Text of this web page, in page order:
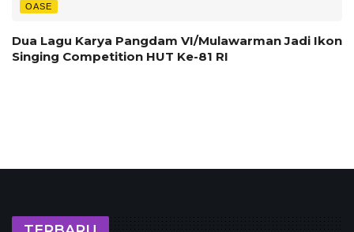
OASE
Dua Lagu Karya Pangdam VI/Mulawarman Jadi Ikon
Singing Competition HUT Ke-81 RI